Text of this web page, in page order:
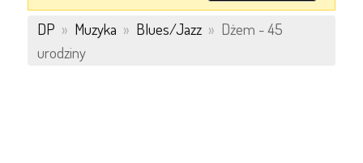
DP » Muzyka » Blues/Jazz » Dżem - 45
urodziny